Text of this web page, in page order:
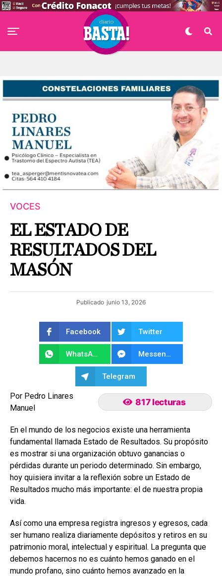
VOCES
EL ESTADO DE
RESULTADOS DEL
MASÓN
Publicado junio 13, 2026
Facebook Twitter
WhatsApp Messenger
Telegram
817 lecturas
Por Pedro Linares
Manuel
En el mundo de los negocios existe una herramienta
fundamental llamada Estado de Resultados. Su propósito
es mostrar si una organización obtuvo ganancias o
pérdidas durante un periodo determinado. Sin embargo,
hoy quisiera invitar a la reflexión sobre un Estado de
Resultados mucho más importante: el de nuestra propia
vida.
Así como una empresa registra ingresos y egresos, cada
ser humano realiza diariamente depósitos y retiros en su
patrimonio moral, intelectual y espiritual. La pregunta que
debemos hacernos no es cuánto hemos ganado en el
mundo profano, sino cuánto hemos avanzado en la